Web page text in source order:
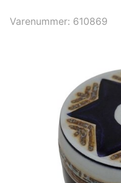
Varenummer: 610869